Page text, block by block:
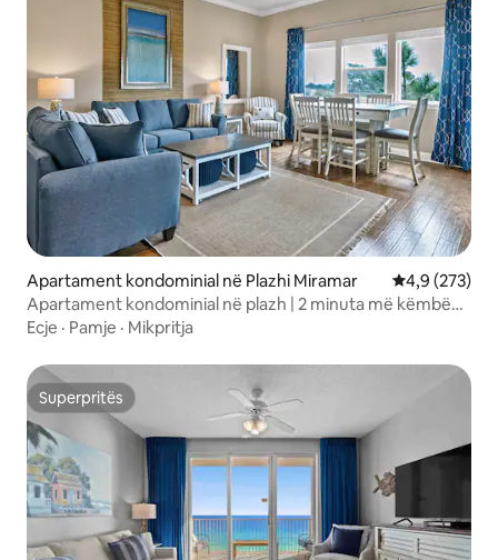
Apartament kondominial në Plazhi Miramar Vlerësimi
4,9 (273)
Apartament kondominial në plazh | 2 minuta më këmbë
deri në plazh | Pishinë + Vaskë me hidromasazh
Ecje · Pamje · Mikpritja
Superpritës
Superpritës